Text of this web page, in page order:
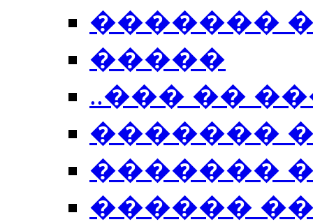
�������
�����
..��� ��
�������
�������
������